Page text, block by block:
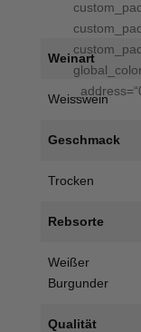
Weinart
Weisswein
Geschmack
Trocken
Rebsorte
Weißer
Burgunder
Qualität